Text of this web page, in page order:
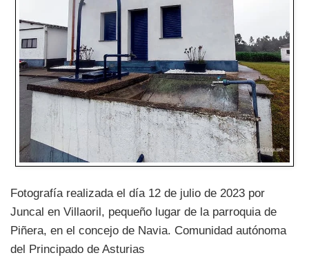
Fotografía realizada el día 12 de julio de 2023 por
Juncal en Villaoril, pequeño lugar de la parroquia de
Piñera, en el concejo de Navia. Comunidad autónoma
del Principado de Asturias